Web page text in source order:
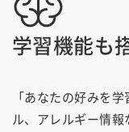
学習機能も
「あなたの好みを
ル、アレルギー情報